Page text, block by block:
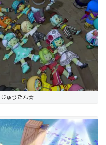
じゅうたん☆